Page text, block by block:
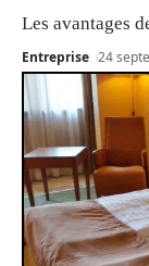
Les avantages
Entreprise 24